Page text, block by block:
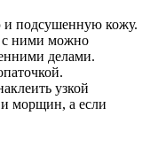
и подсушенную кожу.
с ними можно
делами.
узкой
и морщин, а если